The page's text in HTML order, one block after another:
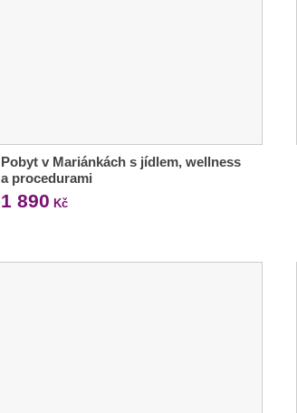
Pobyt v Mariánkách s jídlem, wellness
a procedurami
1 890 Kč